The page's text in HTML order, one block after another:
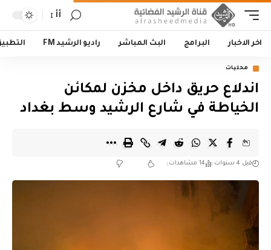
أأ
اخر الاخبار البرامج البث المباشر راديو الرشيد FM
محليات
اندلاع حريق داخل مخزن لمكائن
الخياطة في شارع الرشيد وسط بغداد
قبل 4 سنوات 14 مشاهدات